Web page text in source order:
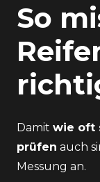
So
Damit wie oft
prüfen auch
Messung an.